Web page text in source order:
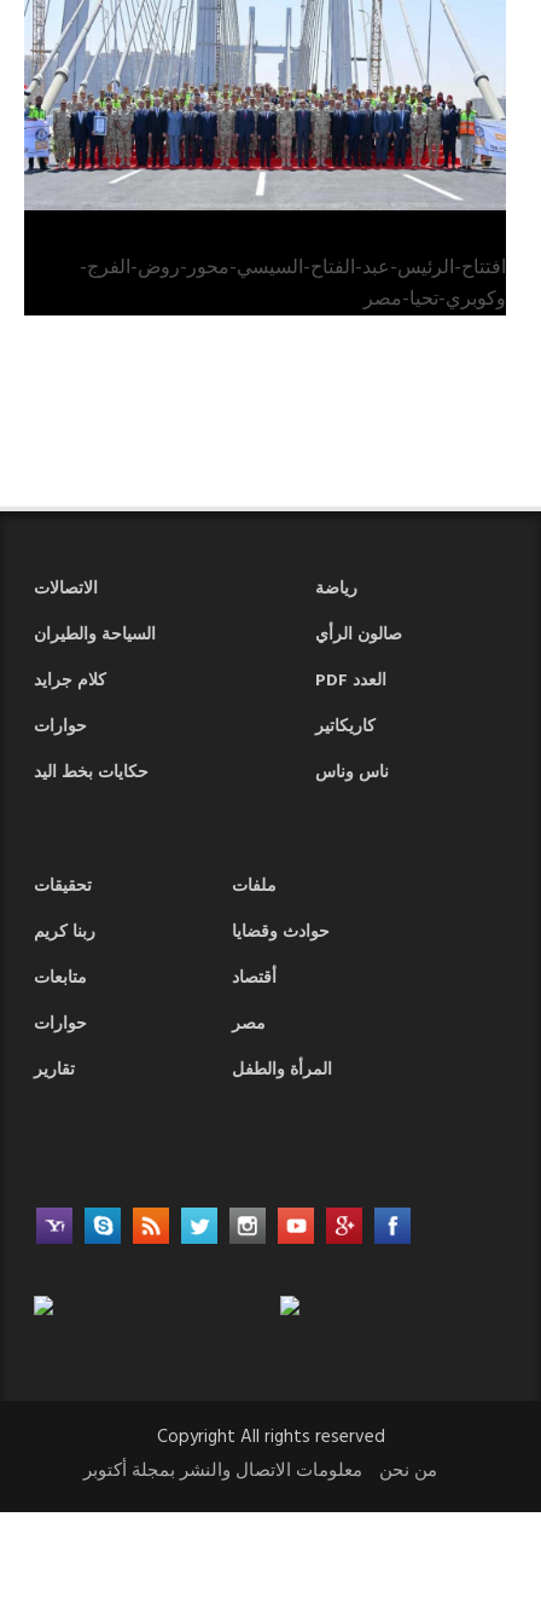
وكوبري تحيا مصر
افتتاح-الرئيس-عبد-الفتاح-السيسي-محور-روض-الفرج-
وكوبري-تحيا-مصر
رياضة
الاتصالات
صالون الرأي
السياحة والطيران
العدد PDF
كلام جرايد
كاريكاتير
حوارات
ناس وناس
حكايات بخط اليد
ملفات
تحقيقات
حوادث وقضايا
ربنا كريم
أقتصاد
متابعات
مصر
حوارات
المرأة والطفل
تقارير
Copyright All rights reserved
من نحن
معلومات الاتصال والنشر بمجلة أكتوبر